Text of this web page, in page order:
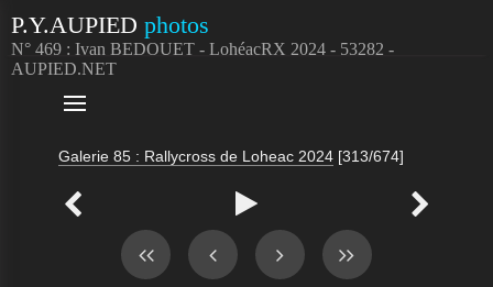
P.Y.AUPIED photos
N° 469 : Ivan BEDOUET - LohéacRX 2024 - 53282 -
AUPIED.NET

Galerie 85 : Rallycross de Loheac 2024 [313/674]
  